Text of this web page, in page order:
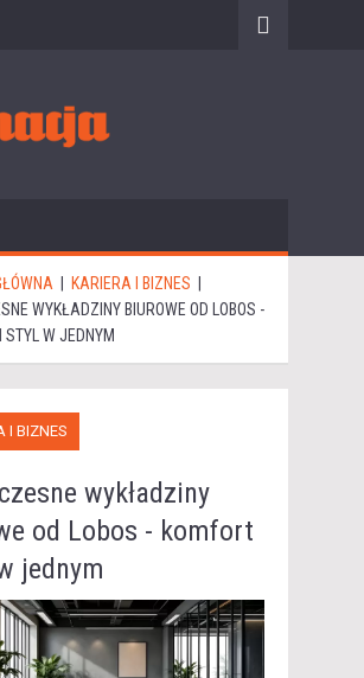
KARIERA I BIZNES
WYKŁADZINY BIUROWE OD LOBOS -
STYL W JEDNYM
I BIZNES
wykładziny
od Lobos - komfort
jednym